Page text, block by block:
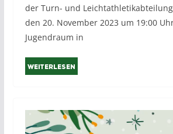
der Turn- und
den 20. November 2023 um 19:00
Jugendraum in
Weiterlesen